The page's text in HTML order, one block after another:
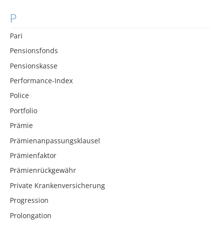
P
Pari
Pensionsfonds
Pensionskasse
Performance-Index
Police
Portfolio
Prämie
Prämienanpassungsklausel
Prämienfaktor
Prämienrückgewähr
Private Krankenversicherung
Progression
Prolongation